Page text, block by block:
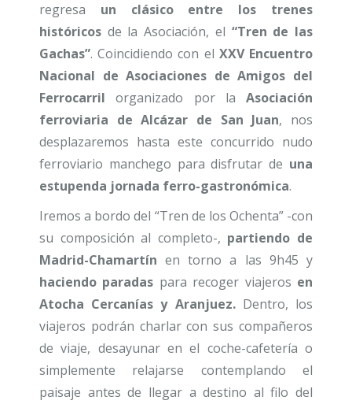
regresa un clásico entre los trenes
históricos de la Asociación, el “Tren de las
Gachas”. Coincidiendo con el XXV Encuentro
Nacional de Asociaciones de Amigos del
Ferrocarril organizado por la Asociación
ferroviaria de Alcázar de San Juan, nos
desplazaremos hasta este concurrido nudo
ferroviario manchego para disfrutar de una
estupenda jornada ferro-gastronómica.
Iremos a bordo del “Tren de los Ochenta” -con
su composición al completo-, partiendo de
Madrid-Chamartín en torno a las 9h45 y
haciendo paradas para recoger viajeros en
Atocha Cercanías y Aranjuez.Dentro, los
viajeros podrán charlar con sus compañeros
de viaje, desayunar en el coche-cafetería o
simplemente relajarse contemplando el
paisaje antes de llegar a destino al filo del